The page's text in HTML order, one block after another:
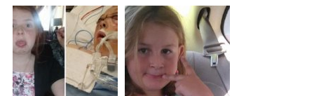
ciò che vuoi”